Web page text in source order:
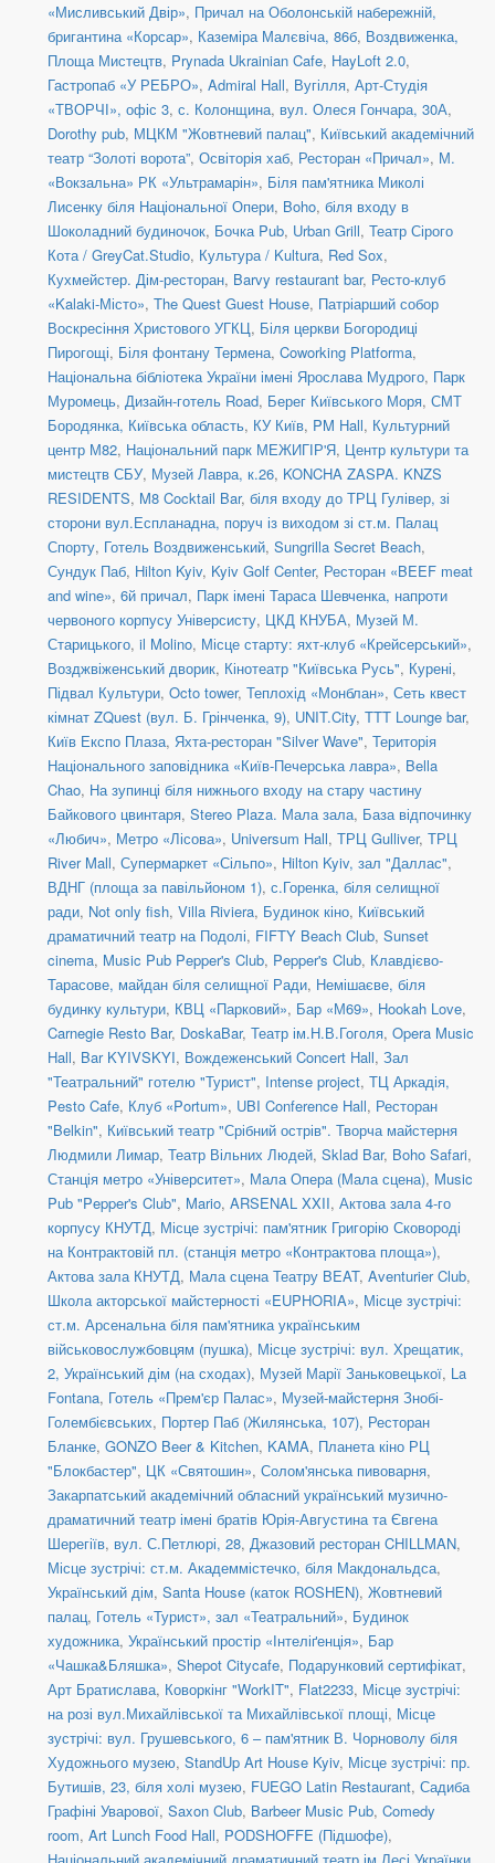
«Мисливський Двір», Причал на Оболонській набережній,
бригантина «Корсар», Каземіра Малєвіча, 86б, Воздвиженка,
Площа Мистецтв, Prynada Ukrainian Cafe, HayLoft 2.0,
Гастропаб «У РЕБРО», Admiral Hall, Вугілля, Арт-Студія
«ТВОРЧІ», офіс 3, с. Колонщина, вул. Олеся Гончара, 30А,
Dorothy pub, МЦКМ "Жовтневий палац", Київський академічний
театр “Золоті ворота”, Освіторія хаб, Ресторан «Причал», М.
«Вокзальна» РК «Ультрамарін», Біля пам'ятника Миколі
Лисенку біля Національної Опери, Boho, біля входу в
Шоколадний будиночок, Бочка Pub, Urban Grill, Театр Сірого
Кота / GreyCat.Studio, Культура / Kultura, Red Sox,
Кухмейстер. Дім-ресторан, Barvy restaurant bar, Ресто-клуб
«Kalaki-Місто», The Quest Guest House, Патріарший собор
Воскресіння Христового УГКЦ, Біля церкви Богородиці
Пирогощі, Біля фонтану Термена, Coworking Platforma,
Національна бібліотека України імені Ярослава Мудрого, Парк
Муромець, Дизайн-готель Road, Берег Київського Моря, СМТ
Бородянка, Київська область, КУ Київ, PM Hall, Культурний
центр М82, Національний парк МЕЖИГІР'Я, Центр культури та
мистецтв СБУ, Музей Лавра, к.26, KONCHA ZASPA. KNZS
RESIDENTS, M8 Cocktail Bar, біля входу до ТРЦ Гулівер, зі
сторони вул.Еспланадна, поруч із виходом зі ст.м. Палац
Спорту, Готель Воздвиженський, Sungrilla Secret Beach,
Сундук Паб, Hilton Kyiv, Kyiv Golf Center, Ресторан «BEEF meat
and wine», 6й причал, Парк імені Тараса Шевченка, напроти
червоного корпусу Універсисту, ЦКД КНУБА, Музей М.
Старицького, il Molino, Місце старту: яхт-клуб «Крейсерський»,
Возджвіженський дворик, Кінотеатр "Київська Русь", Курені,
Підвал Культури, Octo tower, Теплохід «Монблан», Сеть квест
кімнат ZQuest (вул. Б. Грінченка, 9), UNIT.City, TTT Lounge bar,
Київ Експо Плаза, Яхта-ресторан "Silver Wave", Територія
Національного заповідника «Київ-Печерська лавра», Bella
Chao, На зупинці біля нижнього входу на стару частину
Байкового цвинтаря, Stereo Plaza. Мала зала, База відпочинку
«Любич», Метро «Лісова», Universum Hall, ТРЦ Gulliver, ТРЦ
River Mall, Супермаркет «Сільпо», Hilton Kyiv, зал "Даллас",
ВДНГ (площа за павільйоном 1), с.Горенка, біля селищної
ради, Not only fish, Villa Riviera, Будинок кіно, Київський
драматичний театр на Подолі, FIFTY Beach Club, Sunset
cinema, Music Pub Pepper's Club, Pepper's Club, Клавдієво-
Тарасове, майдан біля селищної Ради, Немішаєве, біля
будинку культури, КВЦ «Парковий», Бар «М69», Hookah Love,
Carnegie Resto Bar, DoskaBar, Театр ім.Н.В.Гоголя, Opera Music
Hall, Bar KYIVSKYI, Вождеженський Concert Hall, Зал
"Театральний" готелю "Турист", Intense project, ТЦ Аркадія,
Pesto Cafe, Клуб «Portum», UBI Conference Hall, Ресторан
"Belkin", Київський театр "Срібний острів". Творча майстерня
Людмили Лимар, Театр Вільних Людей, Sklad Bar, Boho Safari,
Станція метро «Університет», Мала Опера (Мала сцена), Music
Pub "Pepper's Club", Mario, ARSENAL XXII, Актова зала 4-го
корпусу КНУТД, Місце зустрічі: пам'ятник Григорію Сковороді
на Контрактовій пл. (станція метро «Контрактова площа»),
Актова зала КНУТД, Мала сцена Театру BEAT, Aventurier Club,
Школа акторської майстерності «EUPHORIA», Місце зустрічі:
ст.м. Арсенальна біля пам'ятника українським
військовослужбовцям (пушка), Місце зустрічі: вул. Хрещатик,
2, Український дім (на сходах), Музей Марії Заньковецької, La
Fontana, Готель «Прем'єр Палас», Музей-майстерня Знобі-
Голембієвських, Портер Паб (Жилянська, 107), Ресторан
Бланке, GONZO Beer & Kitchen, KAMA, Планета кіно РЦ
"Блокбастер", ЦК «Святошин», Солом'янська пивоварня,
Закарпатський академічний обласний український музично-
драматичний театр імені братів Юрія-Августина та Євгена
Шерегіїв, вул. С.Петлюрі, 28, Джазовий ресторан CHILLMAN,
Місце зустрічі: ст.м. Академмістечко, біля Макдональдса,
Український дім, Santa House (каток ROSHEN), Жовтневий
палац, Готель «Турист», зал «Театральний», Будинок
художника, Український простір «Інтеліґенція», Бар
«Чашка&Бляшка», Shepot Citycafe, Подарунковий сертифікат,
Арт Братислава, Коворкінг "WorkIT", Flat2233, Місце зустрічі:
на розі вул.Михайлівської та Михайлівської площі, Місце
зустрічі: вул. Грушевського, 6 – пам'ятник В. Чорноволу біля
Художнього музею, StandUp Art House Kyiv, Місце зустрічі: пр.
Бутишів, 23, біля холі музею, FUEGO Latin Restaurant, Садиба
Графіні Уварової, Saxon Club, Barbeer Music Pub, Comedy
room, Art Lunch Food Hall, PODSHOFFE (Підшофе),